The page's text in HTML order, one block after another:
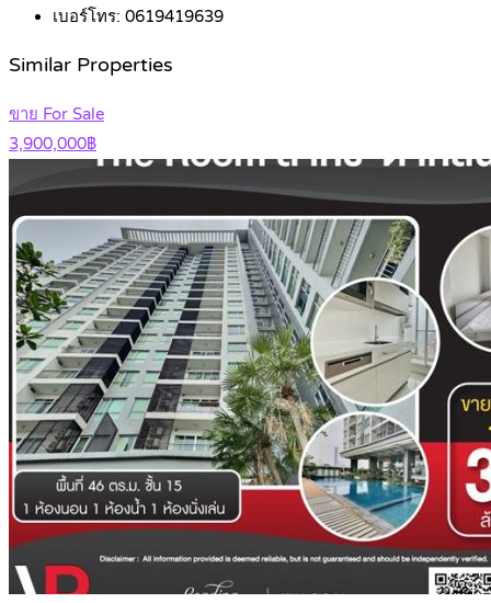
เบอร์โทร: 0619419639
Similar Properties
ขาย For Sale
3,900,000฿